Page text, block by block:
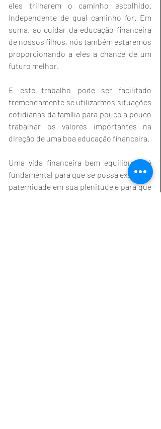
eles trilharem o caminho escolhido.
Independente de qual caminho for. Em
suma, ao cuidar da educação financeira
de nossos filhos, nós também estaremos
proporcionando a eles a chance de um
futuro melhor.
E este trabalho pode ser facilitado
tremendamente se utilizarmos situações
cotidianas da família para pouco a pouco
trabalhar os valores importantes na
direção de uma boa educação financeira.
Uma vida financeira bem equilibrada é
fundamental para que se possa exercer a
paternidade em sua plenitude e para que